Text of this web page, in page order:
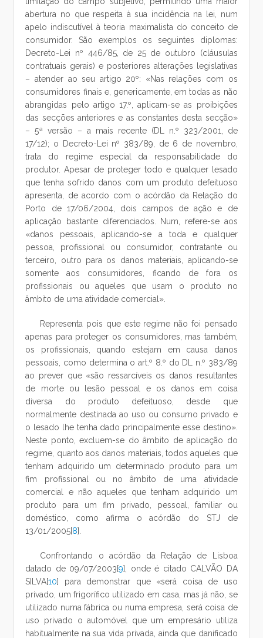
abertura no que respeita à sua incidência na lei, num
apelo indiscutível à teoria maximalista do conceito de
consumidor. São exemplos os seguintes diplomas:
Decreto-Lei nº 446/85, de 25 de outubro (cláusulas
contratuais gerais) e posteriores alterações legislativas
– atender ao seu artigo 20º: «Nas relações com os
consumidores finais e, genericamente, em todas as não
abrangidas pelo artigo 17.º, aplicam-se as proibições
das secções anteriores e as constantes desta secção»
– 5ª versão – a mais recente (DL n.º 323/2001, de
17/12); o Decreto-Lei nº 383/89, de 6 de novembro,
trata do regime especial da responsabilidade do
produtor. Apesar de proteger todo e qualquer lesado
que tenha sofrido danos com um produto defeituoso
apresenta, de acordo com o acórdão da Relação do
Porto de 17/06/2004, dois campos de ação e de
aplicação bastante diferenciados. Num, refere-se aos
«danos pessoais, aplicando-se a toda e qualquer
pessoa, profissional ou consumidor, contratante ou
terceiro, outro para os danos materiais, aplicando-se
somente aos consumidores, ficando de fora os
profissionais ou aqueles que usam o produto no
âmbito de uma atividade comercial».
Representa pois que este regime não foi pensado
apenas para proteger os consumidores, mas também,
os profissionais, quando estejam em causa danos
pessoais, como determina o art.º 8.º do DL n.º 383/89
ao prever que «são ressarcíveis os danos resultantes
de morte ou lesão pessoal e os danos em coisa
diversa do produto defeituoso, desde que
normalmente destinada ao uso ou consumo privado e
o lesado lhe tenha dado principalmente esse destino».
Neste ponto, excluem-se do âmbito de aplicação do
regime, quanto aos danos materiais, todos aqueles que
tenham adquirido um determinado produto para um
fim profissional ou no âmbito de uma atividade
comercial e não aqueles que tenham adquirido um
produto para um fim privado, pessoal, familiar ou
doméstico, como afirma o acórdão do STJ de
13/01/2005[8].
Confrontando o acórdão da Relação de Lisboa
datado de 09/07/2003[9], onde é citado CALVÃO DA
SILVA[10] para demonstrar que «será coisa de uso
privado, um frigorífico utilizado em casa, mas já não, se
utilizado numa fábrica ou numa empresa, será coisa de
uso privado o automóvel que um empresário utiliza
habitualmente na sua vida privada, ainda que danificado